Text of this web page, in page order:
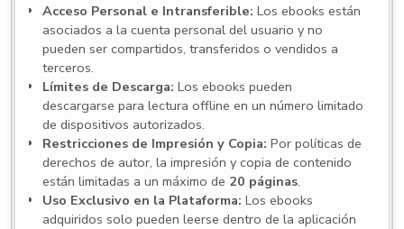
Acceso Personal e Intransferible: Los ebooks están
asociados a la cuenta personal del usuario y no
pueden ser compartidos, transferidos o vendidos a
terceros.
Límites de Descarga: Los ebooks pueden
descargarse para lectura offline en un número limitado
de dispositivos autorizados.
Restricciones de Impresión y Copia: Por políticas de
derechos de autor, la impresión y copia de contenido
están limitadas a un máximo de 20 páginas.
Uso Exclusivo en la Plataforma: Los ebooks
adquiridos solo pueden leerse dentro de la aplicación